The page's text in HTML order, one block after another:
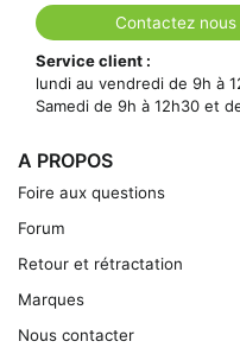
Contactez
Service client :
lundi au vendredi de 9h à
Samedi de 9h à 12h30 et
A PROPOS
Foire aux questions
Forum
Retour et rétractation
Marques
Nous contacter